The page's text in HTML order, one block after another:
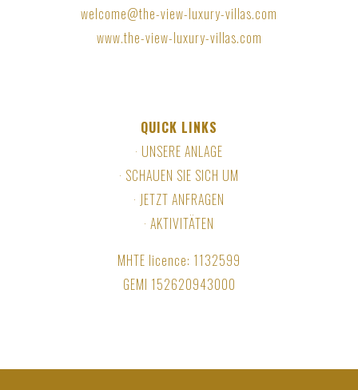
welcome@the-view-luxury-villas.com
www.the-view-luxury-villas.com
QUICK LINKS
· UNSERE ANLAGE
· SCHAUEN SIE SICH UM
· JETZT ANFRAGEN
· AKTIVITÄTEN
MHTE licence: 1132599
GEMI 152620943000